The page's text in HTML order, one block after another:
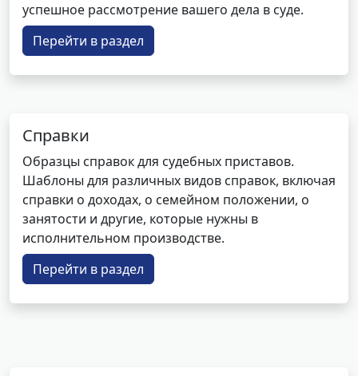
успешное рассмотрение вашего дела в суде.
Перейти в раздел
Справки
Образцы справок для судебных приставов.
Шаблоны для различных видов справок, включая
справки о доходах, о семейном положении, о
занятости и другие, которые нужны в
исполнительном производстве.
Перейти в раздел